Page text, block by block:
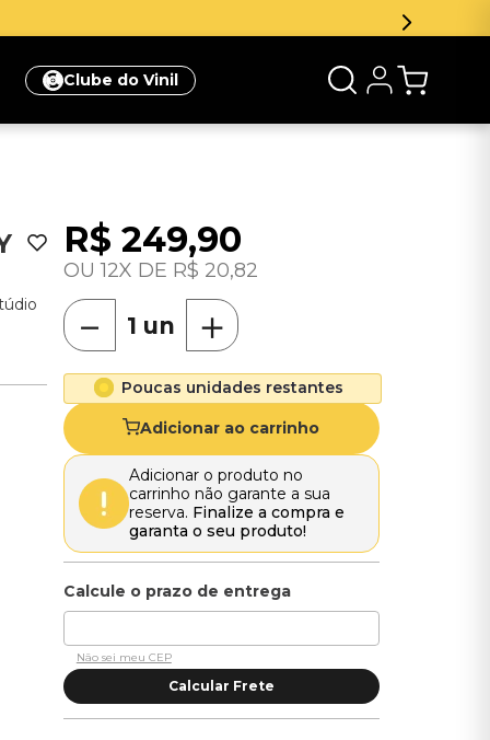
Clube do Vinil
R$ 249,90
12 R$ 20,82
＋
－
Poucas unidades restantes
Adicionar ao carrinho
Adicionar o produto no
carrinho não garante a sua
reserva. Finalize a compra e
garanta o seu produto!
Não sei meu CEP